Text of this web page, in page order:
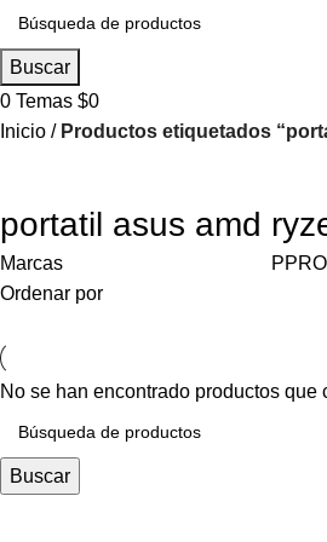
Buscar
0 Temas $0
Inicio
Productos etiquetados
Venta de computadores
Compra tu computador, repuesto o
Ya es hora de tener lo mejor en
portatil asus amd
Marcas
Ordenar por
No se han encontrado productos
Buscar